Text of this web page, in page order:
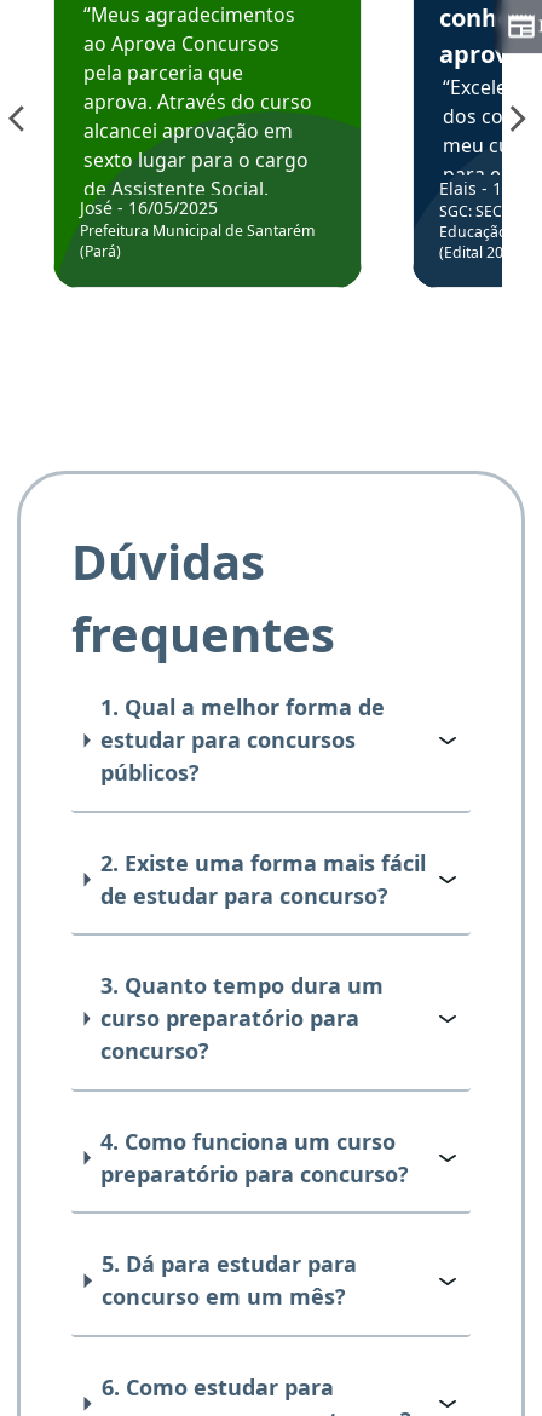
“Meus agradecimentos
ao Aprova Concursos
pela parceria que
aprova. Através do curso
alcancei aprovação em
sexto lugar para o cargo
de Assistente Social.
Hoje estou atuando na
Prefeitura de Santarém.
José - 16/05/2025
Prefeitura Municipal de Santarém
(Pará)
aprova
dos
meu
para
colocar
através
de
Elais - 15/
SGC: SEC BA
Educação
(Edital
Dúvidas
frequentes
1. Qual a melhor forma de
estudar para concursos
públicos?
2. Existe uma forma mais fácil
de estudar para concurso?
3. Quanto tempo dura um
curso preparatório para
concurso?
4. Como funciona um curso
preparatório para concurso?
5. Dá para estudar para
concurso em um mês?
6. Como estudar para